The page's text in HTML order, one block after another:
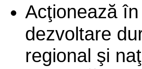
Acţionează
dezvoltare
regional şi